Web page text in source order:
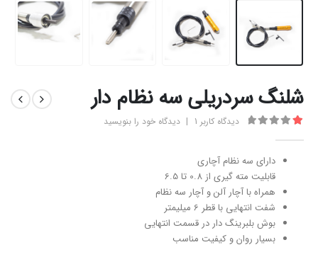
شلنگ سردریلی سه نظام دار
دیدگاه کاربر 1
| دیدگاه خود را بنویسید
دارای سه نظام آچاری
قابلیت مته گیری از 0.8 تا 6.5
همراه با آچار آلن و آچار سه نظام
شفت انتهایی با قطر 6 میلیمتر
بوش بلبرینگ دار در قسمت انتهایی
بسیار روان و کیفیت مناسب